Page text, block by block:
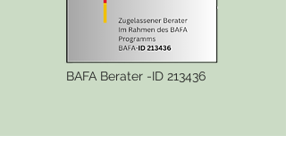
BAFA Berater -ID 213436